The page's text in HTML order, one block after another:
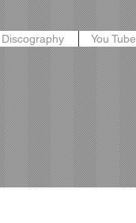
Discography You Tube